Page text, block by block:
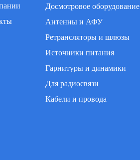
Досмотровое оборудование
Антенны и АФУ
Ретрансляторы и шлюзы
Источники питания
Гарнитуры и динамики
Для радиосвязи
Кабели и провода